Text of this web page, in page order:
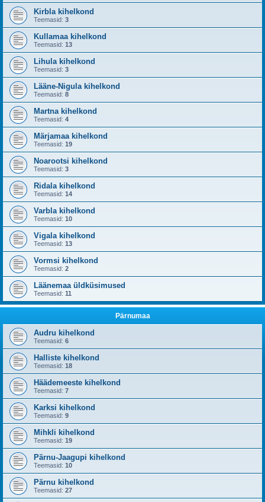
Kirbla kihelkond
Teemasid: 3
Kullamaa kihelkond
Teemasid: 13
Lihula kihelkond
Teemasid: 3
Lääne-Nigula kihelkond
Teemasid: 8
Martna kihelkond
Teemasid: 4
Märjamaa kihelkond
Teemasid: 19
Noarootsi kihelkond
Teemasid: 3
Ridala kihelkond
Teemasid: 14
Varbla kihelkond
Teemasid: 10
Vigala kihelkond
Teemasid: 13
Vormsi kihelkond
Teemasid: 2
Läänemaa üldküsimused
Teemasid: 11
Pärnumaa
Audru kihelkond
Teemasid: 6
Halliste kihelkond
Teemasid: 18
Häädemeeste kihelkond
Teemasid: 7
Karksi kihelkond
Teemasid: 9
Mihkli kihelkond
Teemasid: 19
Pärnu-Jaagupi kihelkond
Teemasid: 10
Pärnu kihelkond
Teemasid: 27